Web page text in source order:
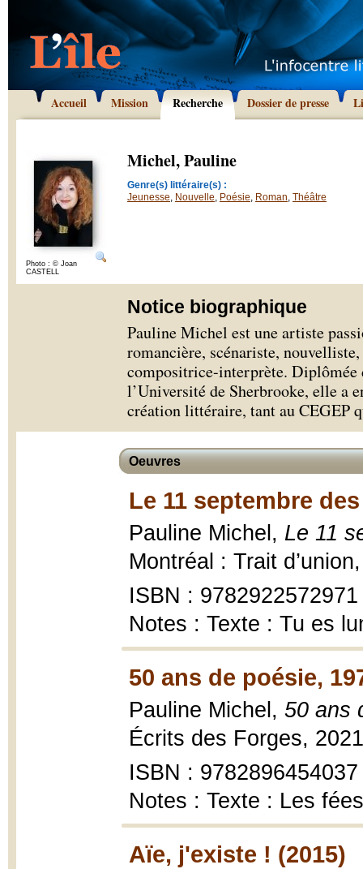
Accueil Mission Recherche Dossier de presse
Photo : © Joan
CASTELL
Michel, Pauline
Genre(s) littéraire(s) :
Jeunesse, Nouvelle, Poésie, Roman, Théâtre
Notice biographique
Pauline Michel est une artiste
romancière, scénariste,
compositrice-interprète. Diplômée
l’Université de Sherbrooke, elle a
création littéraire, tant au CEGEP
Oeuvres
Le 11 septembre
Pauline Michel, Le 11
Montréal : Trait
ISBN : 9782922572971
Notes : Texte : Tu es
50 ans de poésie,
Pauline Michel, 50 ans
Écrits des Forges, 2021
ISBN : 9782896454037
Notes : Texte : Les
Aïe, j'existe ! (2015)